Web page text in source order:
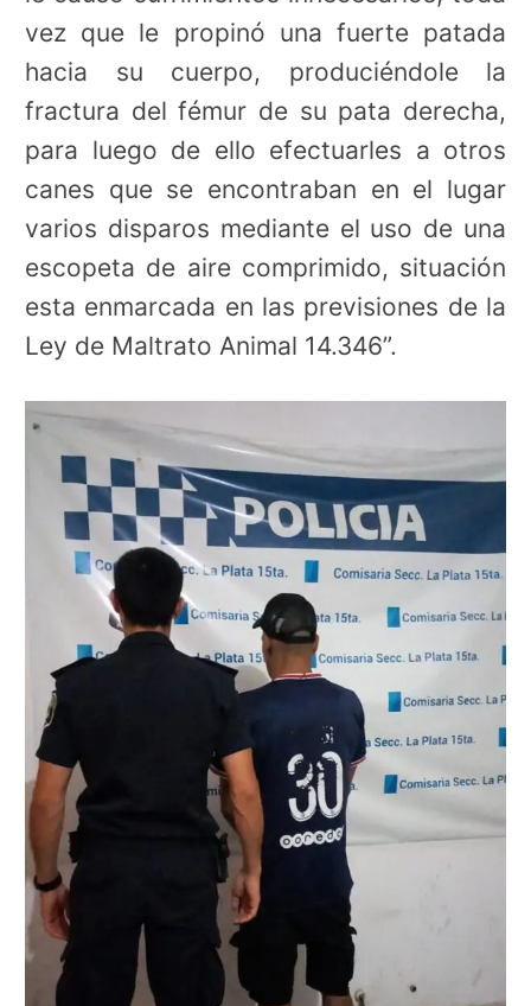
vez que le propinó una fuerte patada
hacia su cuerpo, produciéndole la
fractura del fémur de su pata derecha,
para luego de ello efectuarles a otros
canes que se encontraban en el lugar
varios disparos mediante el uso de una
escopeta de aire comprimido, situación
esta enmarcada en las previsiones de la
Ley de Maltrato Animal 14.346”.